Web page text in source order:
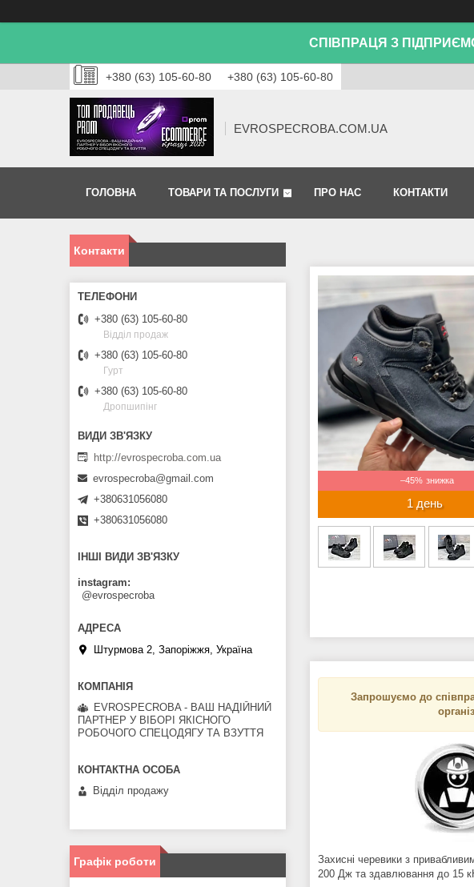
СПІВПРАЦЯ З
+380 (63) 105-60-80 +380 (63) 105-60-80
EVROSPECROBA.COM.UA
ГОЛОВНА ТОВАРИ ТА ПОСЛУГИ ПРО НАС КОНТАКТИ
–45%
1 день
Запрошуємо до
Захисні черевики з
200 Дж та здавлювання до 15
Контакти
+380 (63) 105-60-80
Відділ продаж
+380 (63) 105-60-80
Гурт
+380 (63) 105-60-80
Дропшипінг
http://evrospecroba.com.ua
evrospecroba@gmail.com
+380631056080
+380631056080
ІНШІ ВИДИ ЗВ'ЯЗКУ
instagram
@evrospecroba
Штурмова 2, Запоріжжя, Україна
EVROSPECROBA - ВАШ НАДІЙНИЙ
ПАРТНЕР У ВІБОРІ ЯКІСНОГО
РОБОЧОГО СПЕЦОДЯГУ ТА ВЗУТТЯ
Відділ продажу
Графік роботи